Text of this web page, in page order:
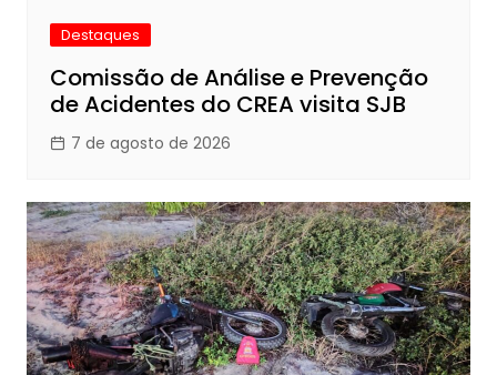
Destaques
Comissão de Análise e Prevenção
de Acidentes do CREA visita SJB
7 de agosto de 2026